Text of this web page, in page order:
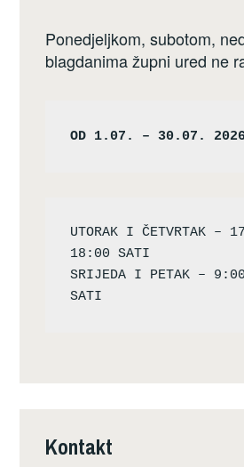
Ponedjeljkom, subotom,
blagdanima župni ured ne
OD 1.07. – 30.07.
UTORAK I ČETVRTAK –
18:00 SATI
SRIJEDA I PETAK –
Kontakt